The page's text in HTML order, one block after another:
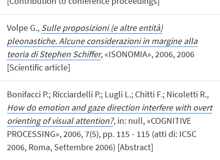
Volpe G., Sulle proposizioni (e altre entità)
pleonastiche. Alcune considerazioni in margine alla
teoria di Stephen Schiffer, «ISONOMIA», 2006, 2006
[Scientific article]
Bonifacci P.; Ricciardelli P.; Lugli L.; Chitti F.; Nicoletti R.,
How do emotion and gaze direction interfere with overt
orienting of visual attention?, in: null, «COGNITIVE
PROCESSING», 2006, 7(5), pp. 115 - 115 (atti di: ICSC
2006, Roma, Settembre 2006) [Abstract]